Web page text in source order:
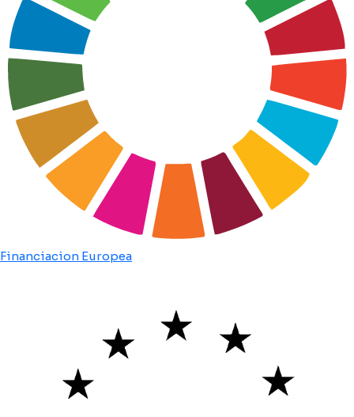
Financiacion Europea